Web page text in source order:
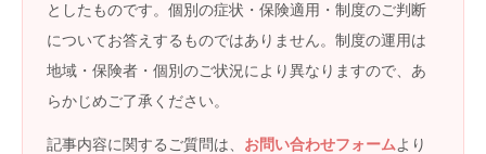
としたものです。個別の症状・保険適用・制度のご判断
についてお答えするものではありません。制度の運用は
地域・保険者・個別のご状況により異なりますので、あ
らかじめご了承ください。
記事内容に関するご質問は、 お問い合わせフォームより